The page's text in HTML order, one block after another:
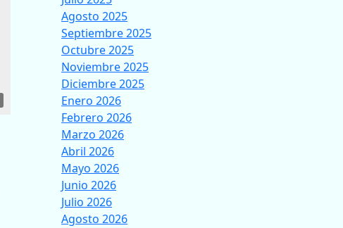
Agosto 2025
Septiembre 2025
Octubre 2025
Noviembre 2025
Diciembre 2025
Enero 2026
Febrero 2026
Marzo 2026
Abril 2026
Mayo 2026
Junio 2026
Julio 2026
Agosto 2026